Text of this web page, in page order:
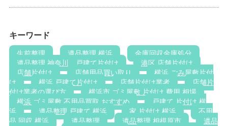
キーワード
生前整理 遺品整理 横浜
金庫回収金庫処分
遺品整理 神奈川，戸建て片付け
港区 店舗片付け
店舗片付け
店舗用品買い取り
横浜 ごみ屋敷片付
け
横浜 戸建て片付け 店舗片付け業者
店舗片
付け業者の選び方
横浜市 ゴミ屋敷 片付け 費用 相場
横浜 ゴミ屋敷 不用品買取 おすすめ
戸建て 片付け 横
浜
遺品整理 戸建て 横浜 家 片付け 横浜
不用
品 回収 横浜
遺品整理 遺品整理 相模原市
遺品